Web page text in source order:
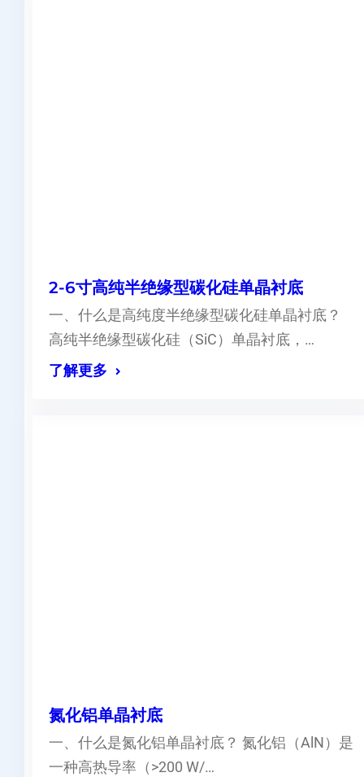
2-6寸高纯半绝缘型碳化硅单晶衬底
一、什么是高纯度半绝缘型碳化硅单晶衬底？
高纯半绝缘型碳化硅（SiC）单晶衬底，…
了解更多
氮化铝单晶衬底
一、什么是氮化铝单晶衬底？ 氮化铝（AlN）是
一种高热导率（>200 W/…